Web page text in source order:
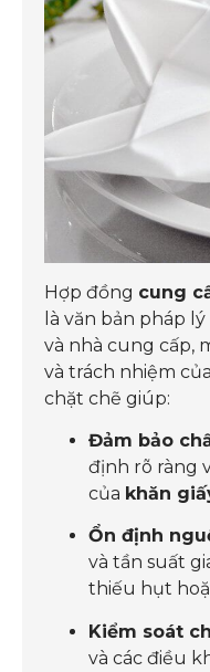
Hợp đồng cung
là văn bản pháp
và nhà cung cấp,
và trách nhiệm
chặt chẽ giúp:
Đảm bảo
định rõ ràng
của khăn
Ổn định
và tần suất
thiếu hụt
Kiểm soát
và các điều